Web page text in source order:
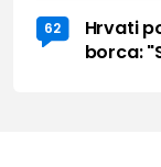
62
Hrvati
borca: